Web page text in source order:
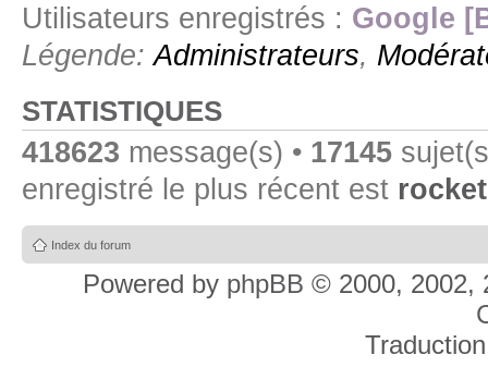
Utilisateurs enregistrés : Google
Légende:Administrateurs,
STATISTIQUES
418623 message(s) • 17145
enregistré le plus récent est
Index du forum
Powered by phpBB © 2000, 2002,